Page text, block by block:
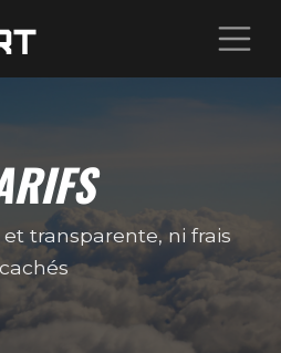
transparente, ni frais
cachés